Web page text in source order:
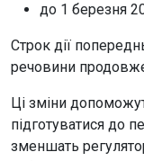
до 1 березня
Строк дії
речовини
Ці зміни
підготуватися до
зменшать